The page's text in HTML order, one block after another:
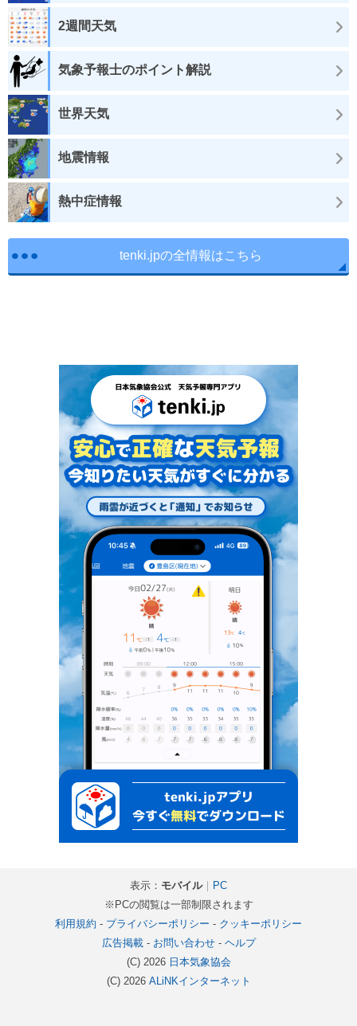
2週間天気
気象予報士のポイント解説
世界天気
地震情報
熱中症情報
tenki.jpの全情報はこちら
表示： モバイル｜
PC
※PCの閲覧は一部制限されます
利用規約 - プライバシーポリシー - クッキーポリシー
広告掲載- お問い合わせ- ヘルプ
(C) 2026 日本気象協会
(C) 2026 ALiNKインターネット